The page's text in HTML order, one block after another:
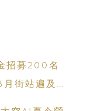
招募200名
街站遍及